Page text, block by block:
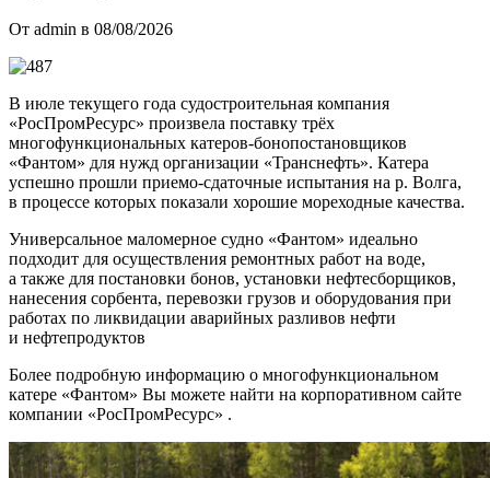
От admin в 08/08/2026
В июле текущего года судостроительная компания
«РосПромРесурс» произвела поставку трёх
многофункциональных катеров-бонопостановщиков
«Фантом» для нужд организации «Транснефть». Катера
успешно прошли приемо-сдаточные испытания на р. Волга,
в процессе которых показали хорошие мореходные качества.
Универсальное маломерное судно «Фантом» идеально
подходит для осуществления ремонтных работ на воде,
а также для постановки бонов, установки нефтесборщиков,
нанесения сорбента, перевозки грузов и оборудования при
работах по ликвидации аварийных разливов нефти
и нефтепродуктов
Более подробную информацию о многофункциональном
катере «Фантом» Вы можете найти на корпоративном сайте
компании «РосПромРесурс» .